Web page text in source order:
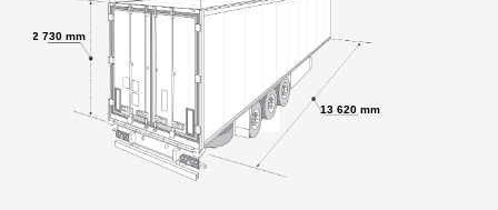
2 730 mm
13 620 mm